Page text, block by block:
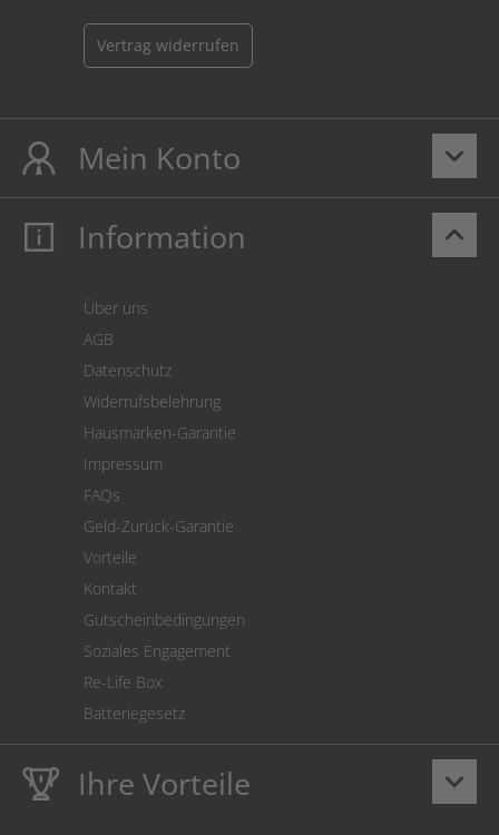
Vertrag widerrufen
keyboard_arrow_down
Mein Konto
Mein Konto
Cookie Einstellungen
keyboard_arrow_up
Information
Über uns
AGB
Datenschutz
Widerrufsbelehrung
Hausmarken-Garantie
Impressum
FAQs
Geld-Zurück-Garantie
Vorteile
Kontakt
Gutscheinbedingungen
Soziales Engagement
Re-Life Box
Batteriegesetz
keyboard_arrow_down
Ihre Vorteile